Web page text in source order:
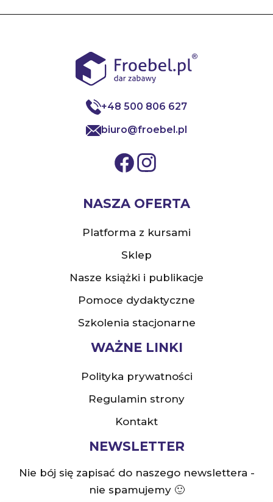
+48 500 806 627
biuro@froebel.pl
NASZA OFERTA
Platforma z kursami
Sklep
Nasze książki i publikacje
Pomoce dydaktyczne
Szkolenia stacjonarne
WAŻNE LINKI
Polityka prywatności
Regulamin strony
Kontakt
NEWSLETTER
Nie bój się zapisać do naszego newslettera -
nie spamujemy 🙂